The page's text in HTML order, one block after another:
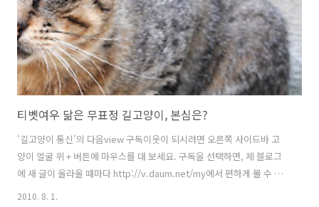
티벳여우 닮은 무표정 길고양이, 본심은?
'길고양이 통신'의 다음view 구독이웃이 되시려면 오른쪽 사이드바 고
양이 얼굴 위 + 버튼에 마우스를 대 보세요. 구독을 선택하면, 제 블로그
에 새 글이 올라올 때마다 http://v.daum.net/my에서 편하게 볼 수 있
습니다. (구독이웃 등록은 다음넷 로그인 후 가능합니다.) 길고양이뿐 아
2010. 8. 1.